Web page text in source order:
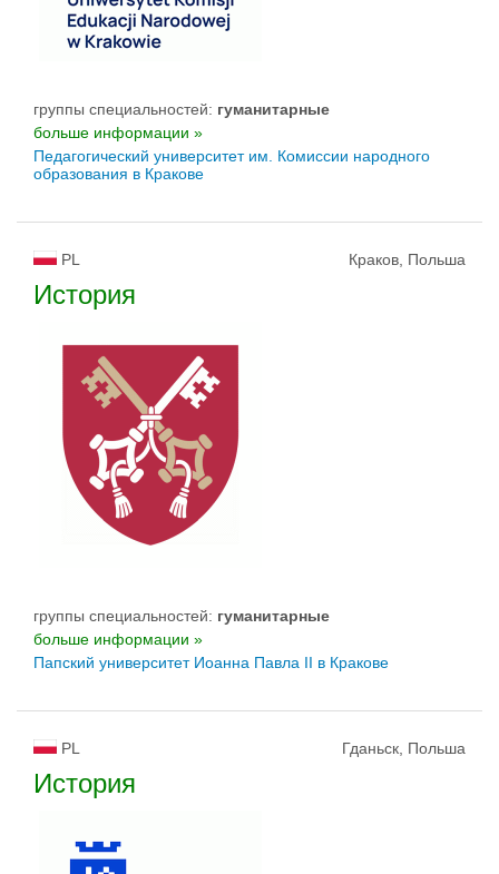
группы специальностей: гуманитарные
больше информации »
Педагогический университет им. Комиссии народного
образования в Кракове
PL Краков, Польша
История
группы специальностей: гуманитарные
больше информации »
Папский университет Иоанна Павла II в Кракове
PL Гданьск, Польша
История